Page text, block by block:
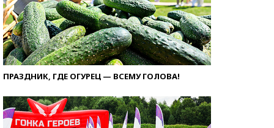
ПРАЗДНИК, ГДЕ ОГУРЕЦ — ВСЕМУ ГОЛОВА!